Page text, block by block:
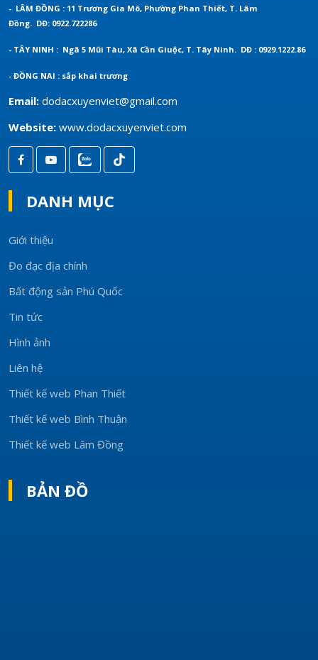
- LÂM ĐỒNG : 11 Trương Gia Mô, Phường Phan Thiết, T. Lâm
Đồng. DĐ: 0922.722286
- TÂY NINH : Ngã 5 Mũi Tàu, Xã Cần Giuộc, T. Tây Ninh. DĐ : 0929.1222.86
- ĐỒNG NAI : sắp khai trương
Email: dodacxuyenviet@gmail.com
Website: www.dodacxuyenviet.com
DANH MỤC
Giới thiệu
Đo đạc địa chính
Bất động sản Phú Quốc
Tin tức
Hình ảnh
Liên hệ
Thiết kế web Phan Thiết
Thiết kế web Bình Thuận
Thiết kế web Lâm Đồng
BẢN ĐỒ